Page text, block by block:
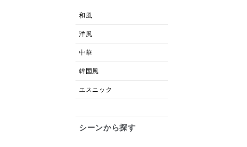
和風
洋風
中華
韓国風
エスニック
シーンから探す